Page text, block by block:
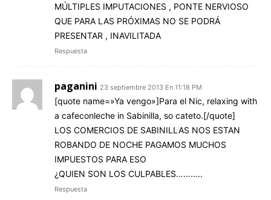
MÚLTIPLES IMPUTACIONES , PONTE NERVIOSO
QUE PARA LAS PRÓXIMAS NO SE PODRÁ
PRESENTAR , INAVILITADA
Respuesta
paganini 23 septiembre 2013 En 11:18 PM
[quote name=»Ya vengo»]Para el Nic, relaxing with
a cafeconleche in Sabinilla, so cateto.[/quote]
LOS COMERCIOS DE SABINILLAS NOS ESTAN
ROBANDO DE NOCHE PAGAMOS MUCHOS
IMPUESTOS PARA ESO
¿QUIEN SON LOS CULPABLES………..
Respuesta